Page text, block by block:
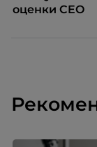
оценки CEO